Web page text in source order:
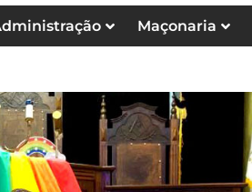
Maçonaria